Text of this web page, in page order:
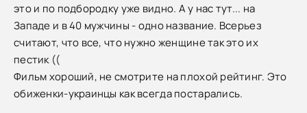
это и по подбородку уже видно. А у нас тут... на
Западе и в 40 мужчины - одно название. Всерьез
считают, что все, что нужно женщине так это их
пестик ((
Фильм хороший, не смотрите на плохой рейтинг. Это
обиженки-украинцы как всегда постарались.